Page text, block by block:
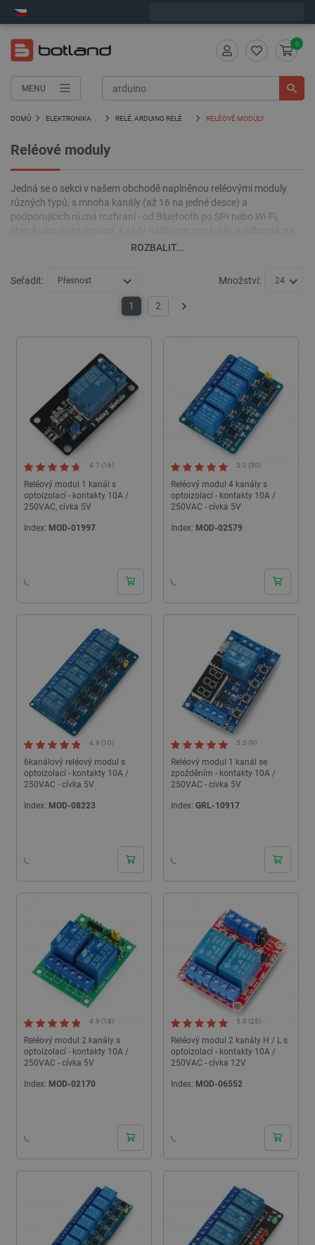
MENU
0
DOMŮ ELEKTRONIKA RELÉ, ARDUINO RELÉ RELÉOVÉ MODULY
Reléové moduly
Jedná se o sekci v našem obchodě naplněnou reléovými moduly
různých typů, s mnoha kanály (až 16 na jedné desce) a
podporujících různá rozhraní - od Bluetooth po SPI nebo Wi-Fi,
elektroniku v této části najde něco pro sebe a svůj model nebo
ROZBALIT...
Seřadit: Přesnost Množství: 24
1 2 Další
Reléový modul 1 kanál s
optoizolací - kontakty 10A /
250VAC, cívka 5V
4.7 (16)
Index: MOD-01997
Reléový modul 4 kanály s
optoizolací - kontakty 10A /
250VAC - cívka 5V
5.0 (30)
Index: MOD-02579
6kanálový reléový modul s
optoizolací - kontakty 10A /
250VAC - cívka 5V
4.9 (10)
Index: MOD-08223
Reléový modul 1 kanál se
zpožděním - kontakty 10A /
250VAC - cívka 5V
5.0 (9)
Index: GRL-10917
Reléový modul 2 kanály s
optoizolací - kontakty 10A /
250VAC - cívka 5V
4.9 (18)
Index: MOD-02170
Reléový modul 2 kanály H / L s
optoizolací - kontakty 10A /
250VAC - cívka 12V
5.0 (25)
Index: MOD-06552